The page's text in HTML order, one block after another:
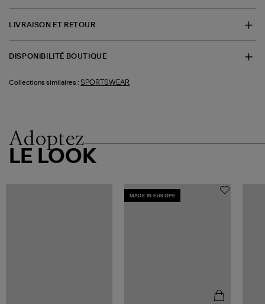
LIVRAISON ET RETOUR
DISPONIBILITÉ BOUTIQUE
Collections similaires : SPORTSWEAR
Adoptez
LE LOOK
MADE IN EUROPE